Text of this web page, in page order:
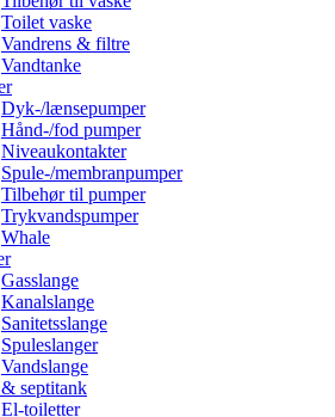
Toilet vaske
Vandrens & filtre
Vandtanke
Dyk-/lænsepumper
Hånd-/fod pumper
Niveaukontakter
Spule-/membranpumper
Tilbehør til pumper
Trykvandspumper
Whale
Gasslange
Kanalslange
Sanitetsslange
Spuleslanger
Vandslange
septitank
El-toiletter